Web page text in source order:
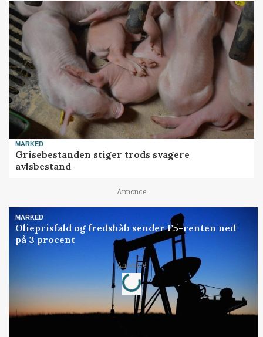
MARKED
Grisebestanden stiger trods svagere
avlsbestand
Annonce
MARKED
Olieprisfald og fredshåb sender F5-renten ned
på 3 procent
Annonce
Loading...